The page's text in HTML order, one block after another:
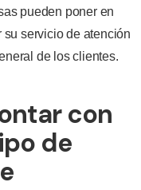
pueden poner en
servicio de atención
de los clientes.
con
de